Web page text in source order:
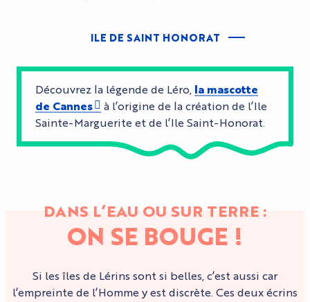
ILE DE SAINT HONORAT
Découvrez la légende de Léro, la mascotte
de Cannes
à l’origine de la création de l’Ile
Sainte-Marguerite et de l’Ile Saint-Honorat.
DANS L’EAU OU SUR TERRE :
ON SE BOUGE !
Si les îles de Lérins sont si belles, c’est aussi car
l’empreinte de l’Homme y est discrète. Ces deux écrins